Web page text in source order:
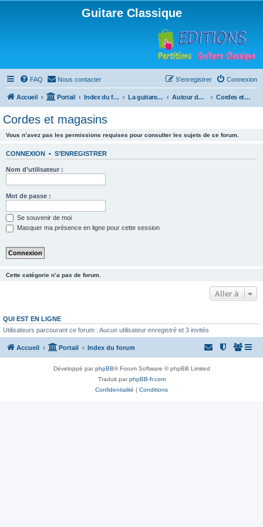
Guitare Classique
FAQ Nous contacter Connexion
S’enregistrer
Accueil Portail Index du forum La guitare : instrument, cours et théorie Autour de la guitare Cordes et magasins
Cordes et magasins
Vous n’avez pas les permissions requises pour consulter les sujets de ce forum.
CONNEXION • S’ENREGISTRER
Nom d’utilisateur :
Mot de passe :
Se souvenir de moi
Masquer ma présence en ligne pour cette session
Cette catégorie n’a pas de forum.
Aller à
QUI EST EN LIGNE
Utilisateurs parcourant ce forum : Aucun utilisateur enregistré et 3 invités
Accueil Portail Index du forum
Développé parphpBB® Forum Software © phpBB Limited
Traduit parphpBB-fr.com
Confidentialité | Conditions